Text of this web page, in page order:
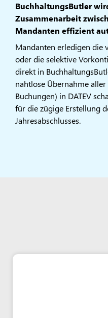
BuchhaltungsButler
Zusammenarbeit
Mandanten effizient
Mandanten erledigen die
oder die selektive
direkt in
nahtlose Übernahme
Buchungen) in DATEV
für die zügige Erstellung
Jahresabschlusses.